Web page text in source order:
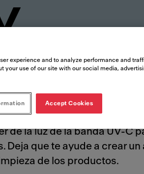
Gen.V es la solución
la luz de la banda UV-C
que te ayude a crear
de los productos.
experience and to analyze performance and
your use of our site with our social media,
Accept Cookies